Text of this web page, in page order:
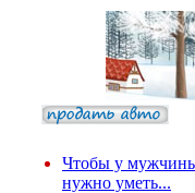
Чтобы у
нужно уметь...